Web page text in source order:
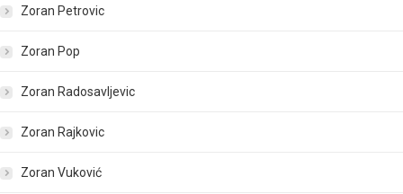
Zoran Petrovic
Zoran Pop
Zoran Radosavljevic
Zoran Rajkovic
Zoran Vuković